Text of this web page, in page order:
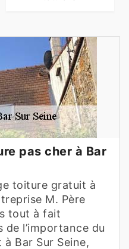
pas cher à Bar
toiture gratuit à
M. Père
tout à fait
de l’importance du
Bar Sur Seine,